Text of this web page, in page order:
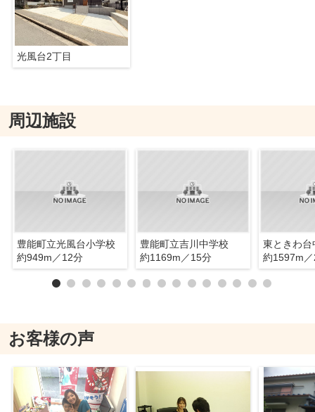
光風台2丁目
周辺施設
豊能町立光風台小学校
約949m／12分
豊能町立吉川中学校
約1169m／15分
東ときわ台
約1597m
お客様の声